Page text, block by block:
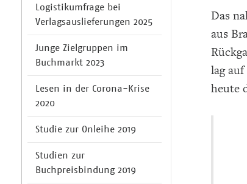
Logistikumfrage bei
Verlagsauslieferungen 2025
Junge Zielgruppen im
Buchmarkt 2023
Lesen in der Corona-Krise
2020
Studie zur Onleihe 2019
Studien zur
Buchpreisbindung 2019
Das
aus
lag
heute